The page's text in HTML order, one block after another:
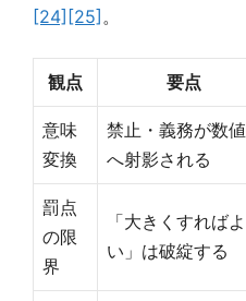
[24][25] 。
観点 要点
意味
変換
禁止・義務が数値
へ射影される
罰点
の限
界
「大きくすればよ
い」は破綻する